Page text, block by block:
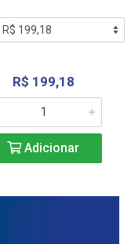
R$ 199,18
Adicionar